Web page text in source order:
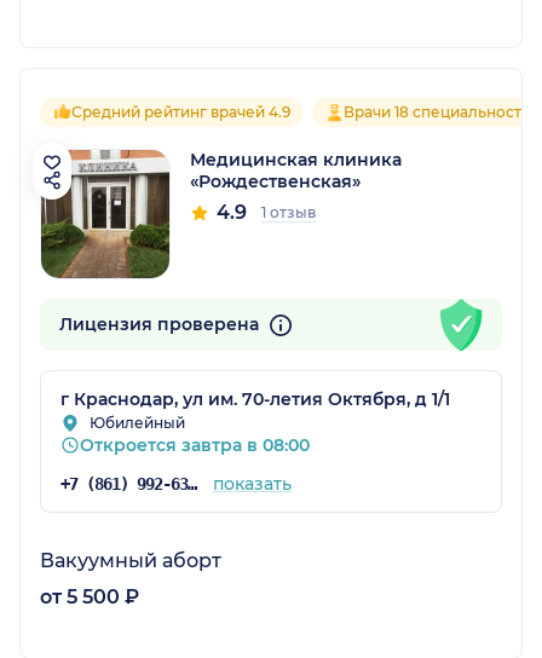
Средний рейтинг врачей 4.9 Врачи 18 специальностей
Медицинская клиника
«Рождественская»
4.9 1 отзыв
Лицензия проверена
г Краснодар, ул им. 70-летия Октября, д 1/1
Юбилейный
Откроется завтра в 08:00
+7 (861) 992-63-20 показать
Вакуумный аборт
от 5 500 ₽